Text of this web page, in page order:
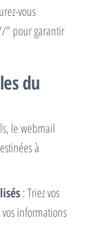
vous
" pour garantir
du
le webmail
à
: Triez vos
informations